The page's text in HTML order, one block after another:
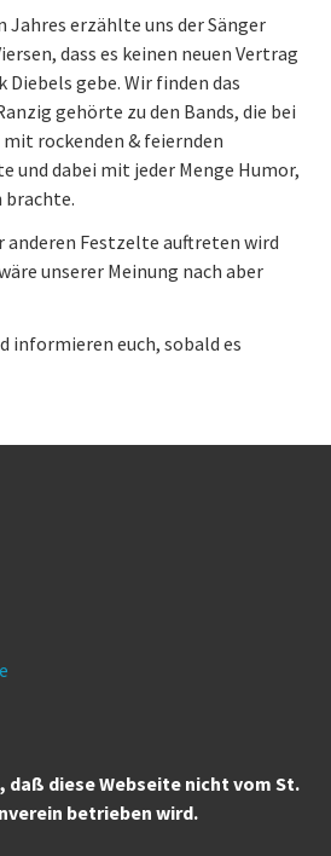
Jahres erzählte uns der Sänger
dass es keinen neuen Vertrag
gebe. Wir finden das
gehörte zu den Bands, die bei
rockenden & feiernden
und dabei mit jeder Menge Humor,
brachte.
anderen Festzelte auftreten wird
unserer Meinung nach aber
informieren euch, sobald es
daß diese Webseite nicht vom St.
betrieben wird.